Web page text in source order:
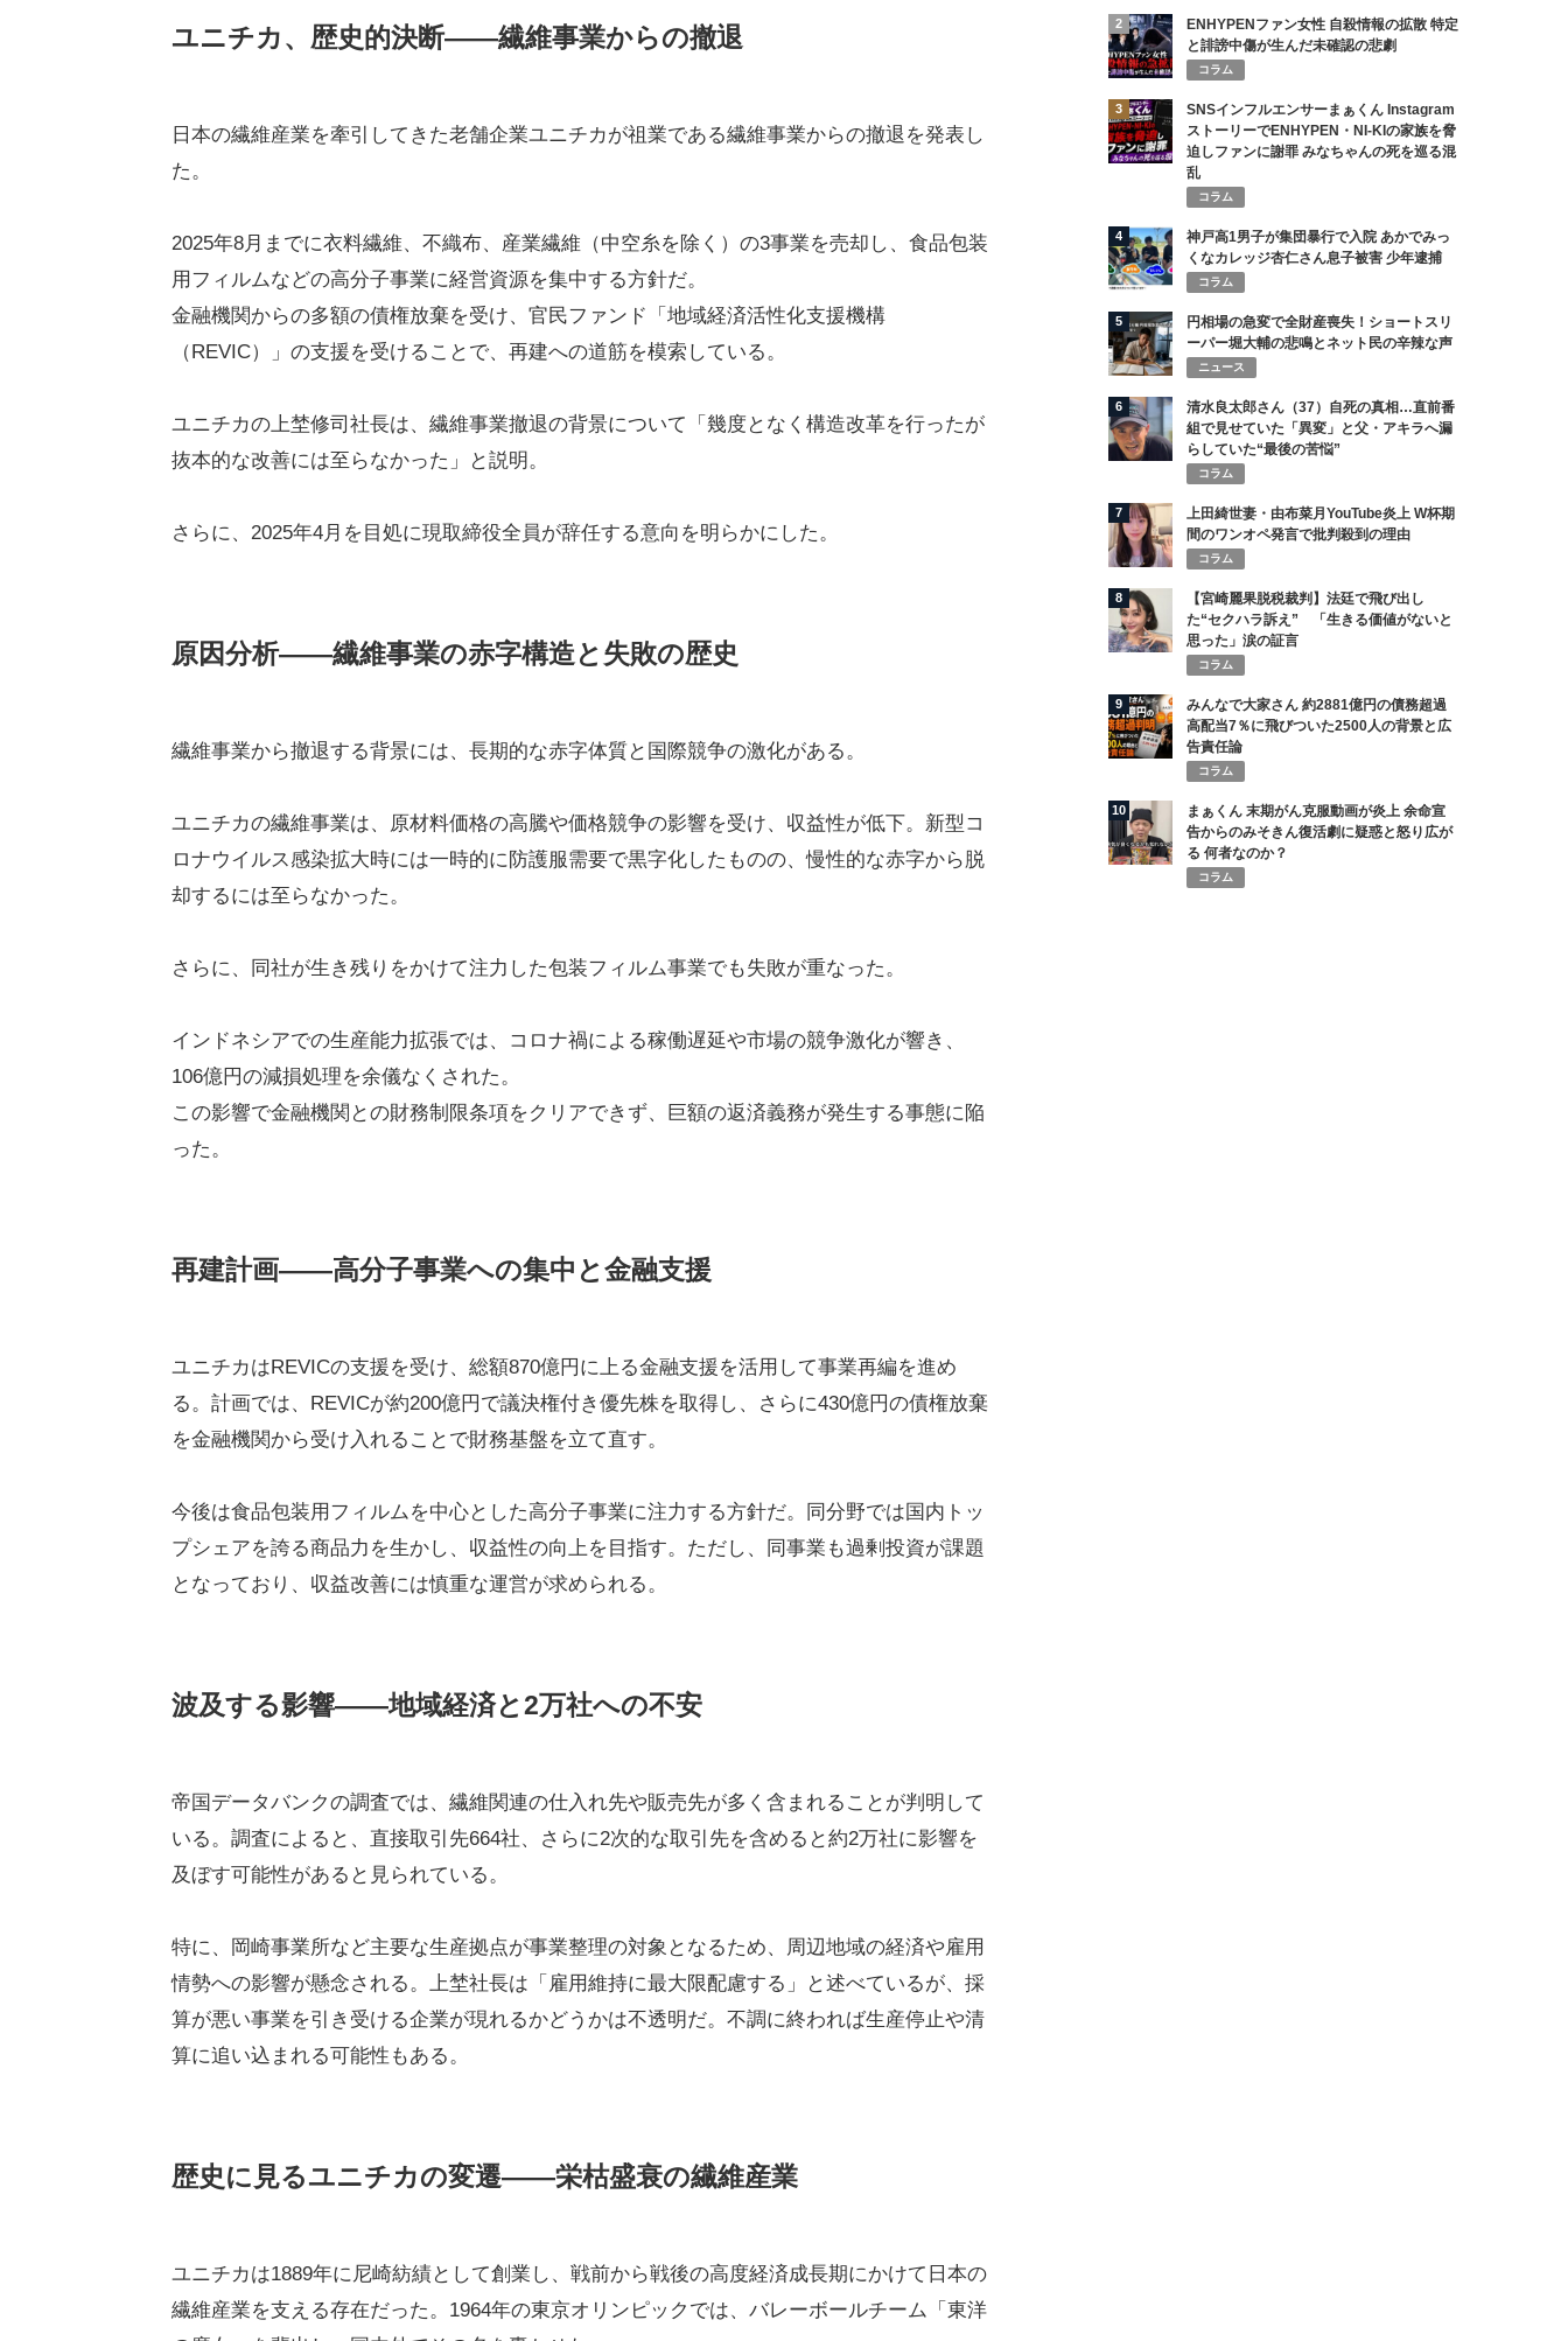
ユニチカ、歴史的決断――繊維事業からの撤退
日本の繊維産業を牽引してきた老舗企業ユニチカが祖業である繊維事業からの撤退を発表し
た。
2025年8月までに衣料繊維、不織布、産業繊維（中空糸を除く）の3事業を売却し、食品包装
用フィルムなどの高分子事業に経営資源を集中する方針だ。
金融機関からの多額の債権放棄を受け、官民ファンド「地域経済活性化支援機構
（REVIC）」の支援を受けることで、再建への道筋を模索している。
ユニチカの上埜修司社長は、繊維事業撤退の背景について「幾度となく構造改革を行ったが
抜本的な改善には至らなかった」と説明。
さらに、2025年4月を目処に現取締役全員が辞任する意向を明らかにした。
原因分析――繊維事業の赤字構造と失敗の歴史
繊維事業から撤退する背景には、長期的な赤字体質と国際競争の激化がある。
ユニチカの繊維事業は、原材料価格の高騰や価格競争の影響を受け、収益性が低下。新型コ
ロナウイルス感染拡大時には一時的に防護服需要で黒字化したものの、慢性的な赤字から脱
却するには至らなかった。
さらに、同社が生き残りをかけて注力した包装フィルム事業でも失敗が重なった。
インドネシアでの生産能力拡張では、コロナ禍による稼働遅延や市場の競争激化が響き、
106億円の減損処理を余儀なくされた。
この影響で金融機関との財務制限条項をクリアできず、巨額の返済義務が発生する事態に陥
った。
再建計画――高分子事業への集中と金融支援
ユニチカはREVICの支援を受け、総額870億円に上る金融支援を活用して事業再編を進め
る。計画では、REVICが約200億円で議決権付き優先株を取得し、さらに430億円の債権放棄
を金融機関から受け入れることで財務基盤を立て直す。
今後は食品包装用フィルムを中心とした高分子事業に注力する方針だ。同分野では国内トッ
プシェアを誇る商品力を生かし、収益性の向上を目指す。ただし、同事業も過剰投資が課題
となっており、収益改善には慎重な運営が求められる。
波及する影響――地域経済と2万社への不安
帝国データバンクの調査では、繊維関連の仕入れ先や販売先が多く含まれることが判明して
いる。調査によると、直接取引先664社、さらに2次的な取引先を含めると約2万社に影響を
及ぼす可能性があると見られている。
特に、岡崎事業所など主要な生産拠点が事業整理の対象となるため、周辺地域の経済や雇用
情勢への影響が懸念される。上埜社長は「雇用維持に最大限配慮する」と述べているが、採
算が悪い事業を引き受ける企業が現れるかどうかは不透明だ。不調に終われば生産停止や清
算に追い込まれる可能性もある。
歴史に見るユニチカの変遷――栄枯盛衰の繊維産業
ユニチカは1889年に尼崎紡績として創業し、戦前から戦後の高度経済成長期にかけて日本の
繊維産業を支える存在だった。1964年の東京オリンピックでは、バレーボールチーム「東洋
2
ENHYPENファン女性 自殺情報の拡散 特定
と誹謗中傷が生んだ未確認の悲劇
コラム
3
SNSインフルエンサーまぁくん Instagram
ストーリーでENHYPEN・NI-KIの家族を脅
迫しファンに謝罪 みなちゃんの死を巡る混
乱
コラム
4
神戸高1男子が集団暴行で入院 あかでみっ
くなカレッジ杏仁さん息子被害 少年逮捕
コラム
5
円相場の急変で全財産喪失！ショートスリ
ーパー堀大輔の悲鳴とネット民の辛辣な声
ニュース
6
清水良太郎さん（37）自死の真相…直前番
組で見せていた「異変」と父・アキラへ漏
らしていた“最後の苦悩”
コラム
7
上田綺世妻・由布菜月YouTube炎上 W杯期
間のワンオペ発言で批判殺到の理由
コラム
8
【宮崎麗果脱税裁判】法廷で飛び出し
た“セクハラ訴え” 「生きる価値がないと
思った」涙の証言
コラム
9
みんなで大家さん 約2881億円の債務超過
高配当7％に飛びついた2500人の背景と広
告責任論
コラム
10
まぁくん 末期がん克服動画が炎上 余命宣
告からのみそきん復活劇に疑惑と怒り広が
る 何者なのか？
コラム